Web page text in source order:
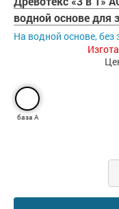
Сопутствующие
Морозостойкие
Морозостойкие
Сопутствующие
водной основе
На водной основе, без
база А